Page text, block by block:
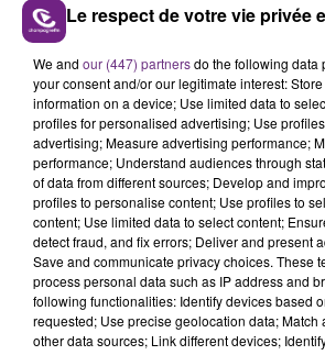
LA CENTRALE NUCLÉAIRE
TOUJOURS À L'ARRÊT
Cela fait déjà une semaine que
nucléaire ardennaise est à
justifiée par la sécheresse
présente.
LE MAGASIN JOUÉCLUB DE
SES PORTES
Le respect de votre vie privée
We and our (447) partnersdo the following data
your consent and/or our legitimate interest:
information on a device; Use limited data to
profiles for personalised advertising; Use
advertising; Measure advertising performance;
performance; Understand audiences through
of data from different sources; Develop and
profiles to personalise content; Use profiles to
content; Use limited data to select content;
detect fraud, and fix errors; Deliver and present
Save and communicate privacy choices. These
process personal data such as IP address and
following functionalities: Identify devices based
requested; Use precise geolocation data; Match
other data sources; Link different devices;